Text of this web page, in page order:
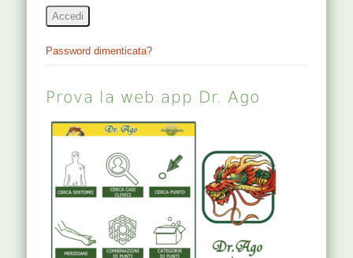
Accedi
Password dimenticata?
Prova la web app Dr. Ago